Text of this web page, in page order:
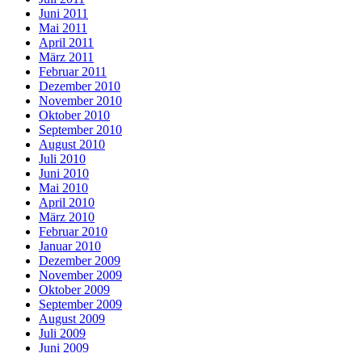
Juni 2011
Mai 2011
April 2011
März 2011
Februar 2011
Dezember 2010
November 2010
Oktober 2010
September 2010
August 2010
Juli 2010
Juni 2010
Mai 2010
April 2010
März 2010
Februar 2010
Januar 2010
Dezember 2009
November 2009
Oktober 2009
September 2009
August 2009
Juli 2009
Juni 2009